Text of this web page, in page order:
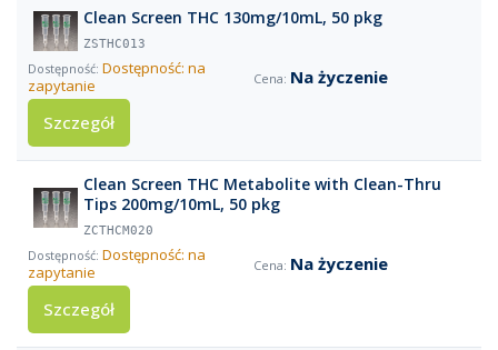
Clean Screen THC 130mg/10mL, 50 pkg
ZSTHC013
Dostępność: na
zapytanie
Na życzenie
Szczegół
Clean Screen THC Metabolite with Clean-Thru
Tips 200mg/10mL, 50 pkg
ZCTHCM020
Dostępność: na
zapytanie
Na życzenie
Szczegół